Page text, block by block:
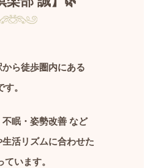
ら徒歩圏内にある
。
眠・姿勢改善 など
活リズムに合わせた
います。